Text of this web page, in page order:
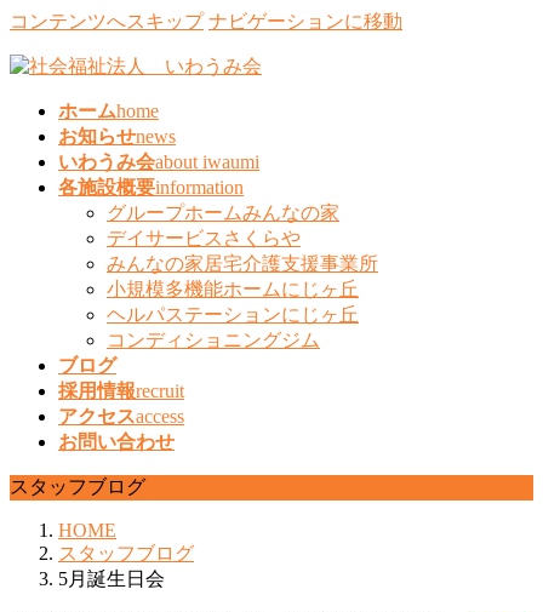
コンテンツへスキップ ナビゲーションに移動
ホームhome
お知らせnews
いわうみ会about iwaumi
各施設概要information
グループホームみんなの家
デイサービスさくらや
みんなの家居宅介護支援事業所
小規模多機能ホームにじヶ丘
ヘルパステーションにじヶ丘
コンディショニングジム
ブログ
採用情報recruit
アクセスaccess
お問い合わせ
スタッフブログ
HOME
スタッフブログ
5月誕生日会